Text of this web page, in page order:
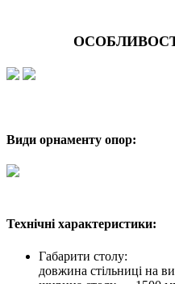
Види орнаменту опор:
Технічні характеристики:
Габарити столу:
довжина стільниці на